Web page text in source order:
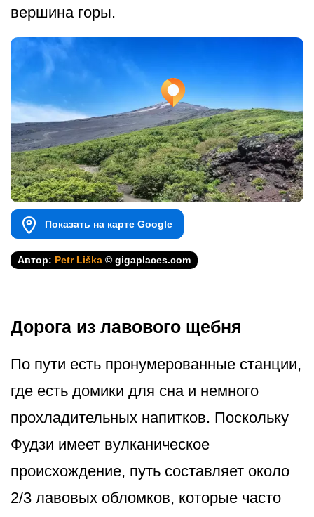
вершина горы.
Показать на карте Google
Автор: Petr Liška © gigaplaces.com
Дорога из лавового щебня
По пути есть пронумерованные станции,
где есть домики для сна и немного
прохладительных напитков. Поскольку
Фудзи имеет вулканическое
происхождение, путь составляет около
2/3 лавовых обломков, которые часто